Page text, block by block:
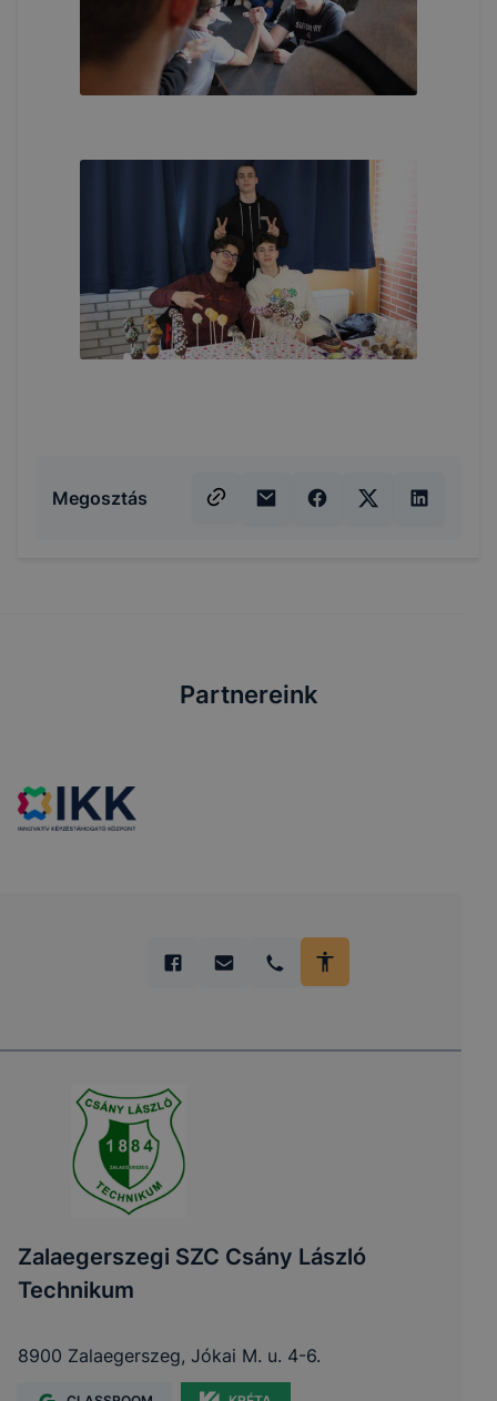
Megosztás
Partnereink
Zalaegerszegi SZC Csány László
Technikum
8900 Zalaegerszeg, Jókai M. u. 4-6.